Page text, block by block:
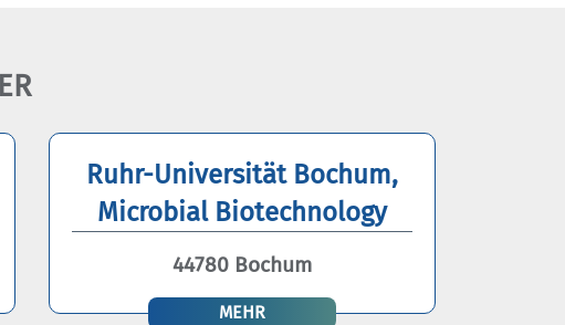
Ruhr-Universität Bochum,
Microbial Biotechnology
44780 Bochum
MEHR